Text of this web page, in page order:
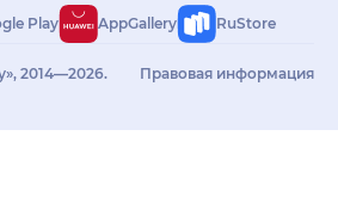
Play AppGallery RuStore
2014—2026.
Правовая информация